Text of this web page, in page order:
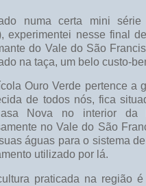
numa certa mini
experimentei nesse final
do Vale do São
na taça, um belo custo-
Ouro Verde pertence a
de todos nós, fica
Nova no interior da
no Vale do São
águas para o sistema
utilizado por lá.
praticada na região